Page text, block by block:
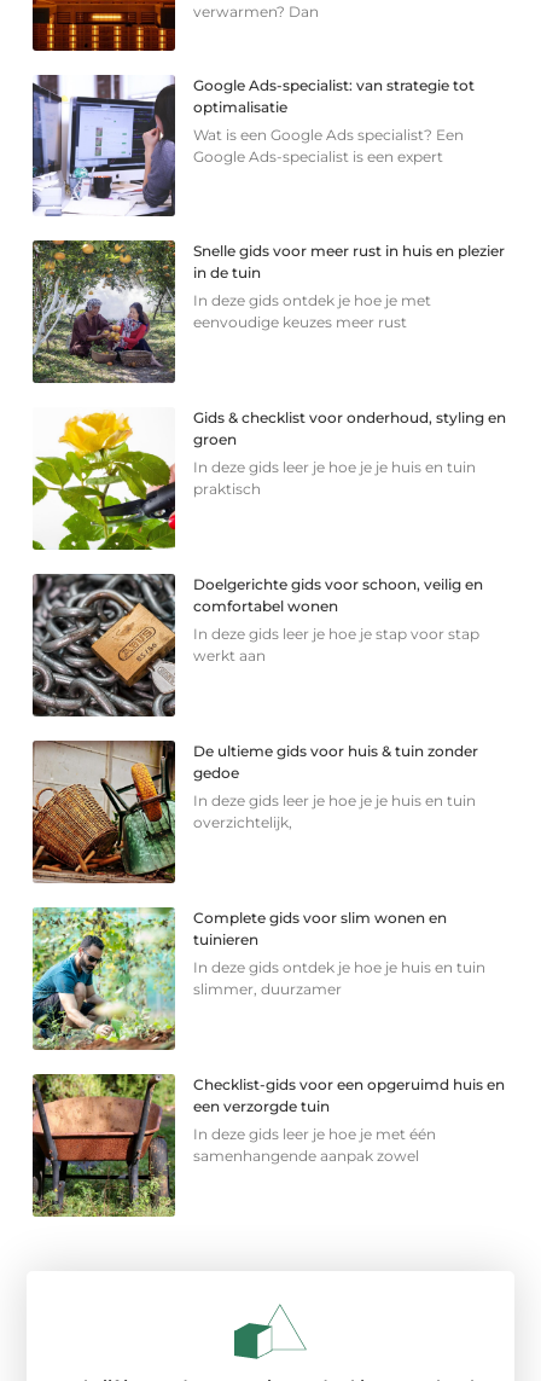
verwarmen? Dan
Google Ads-specialist: van strategie tot
optimalisatie
Wat is een Google Ads specialist? Een
Google Ads-specialist is een expert
Snelle gids voor meer rust in huis en plezier
in de tuin
In deze gids ontdek je hoe je met
eenvoudige keuzes meer rust
Gids & checklist voor onderhoud, styling en
groen
In deze gids leer je hoe je je huis en tuin
praktisch
Doelgerichte gids voor schoon, veilig en
comfortabel wonen
In deze gids leer je hoe je stap voor stap
werkt aan
De ultieme gids voor huis & tuin zonder
gedoe
In deze gids leer je hoe je je huis en tuin
overzichtelijk,
Complete gids voor slim wonen en
tuinieren
In deze gids ontdek je hoe je huis en tuin
slimmer, duurzamer
Checklist-gids voor een opgeruimd huis en
een verzorgde tuin
In deze gids leer je hoe je met één
samenhangende aanpak zowel